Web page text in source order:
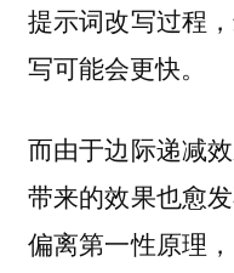
提示词改写过程
写可能会更快。
而由于边际递减
带来的效果也愈
偏离第一性原理